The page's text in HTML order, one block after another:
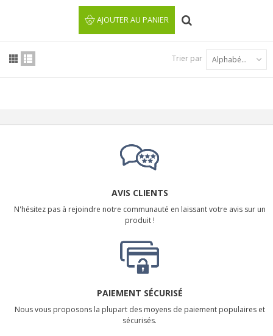
AJOUTER AU PANIER
Trier par Alphabétique : A à Z
AVIS CLIENTS
N'hésitez pas à rejoindre notre communauté en laissant votre avis sur un
produit !
PAIEMENT SÉCURISÉ
Nous vous proposons la plupart des moyens de paiement populaires et
sécurisés.